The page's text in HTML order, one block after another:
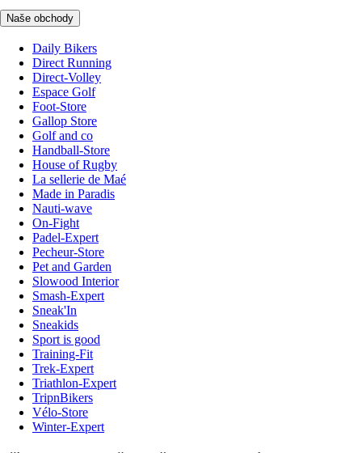
Naše obchody
Daily Bikers
Direct Running
Direct-Volley
Espace Golf
Foot-Store
Gallop Store
Golf and co
Handball-Store
House of Rugby
La sellerie de Maé
Made in Paradis
Nauti-wave
On-Fight
Padel-Expert
Pecheur-Store
Pet and Garden
Slowood Interior
Smash-Expert
Sneak'In
Sneakids
Sport is good
Training-Fit
Trek-Expert
Triathlon-Expert
TripnBikers
Vélo-Store
Winter-Expert